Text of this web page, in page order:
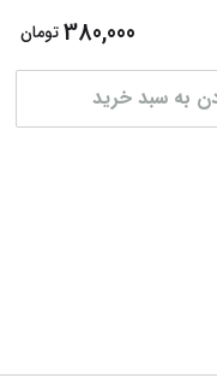
380,000 تومان
به سبد خرید